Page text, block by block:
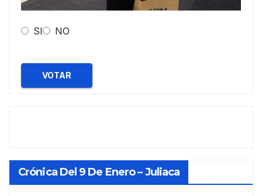
SI NO
VOTAR
Crónica Del 9 De Enero – Juliaca